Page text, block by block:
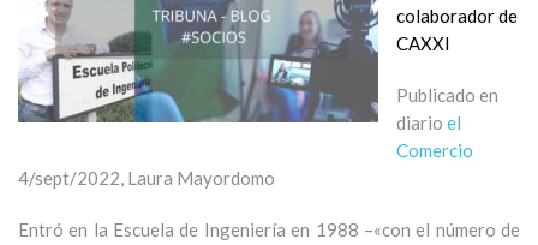
colaborador de
CAXXI
Publicado en
diario el
Comercio
4/sept/2022, Laura Mayordomo
Entró en la Escuela de Ingeniería en 1988 –«con el número de